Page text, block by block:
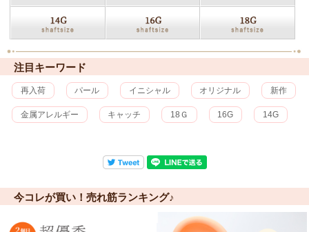
注目キーワード
再入荷 パール イニシャル オリジナル 新作
金属アレルギー キャッチ 18Ｇ 16G 14G
今コレが買い！売れ筋ランキング♪